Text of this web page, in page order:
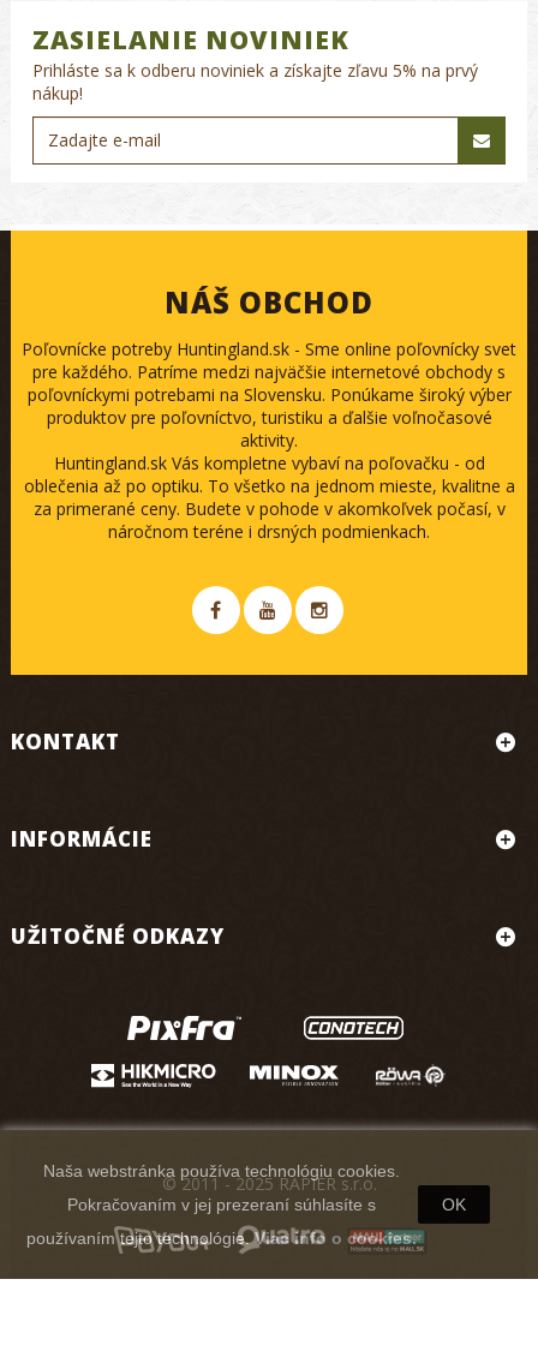
ZASIELANIE NOVINIEK
Prihláste sa k odberu noviniek a získajte zľavu 5% na prvý
nákup!
NÁŠ OBCHOD
Poľovnícke potreby Huntingland.sk - Sme online poľovnícky svet
pre každého. Patríme medzi najväčšie internetové obchody s
poľovníckymi potrebami na Slovensku. Ponúkame široký výber
produktov pre poľovníctvo, turistiku a ďalšie voľnočasové
aktivity.
Huntingland.sk Vás kompletne vybaví na poľovačku - od
oblečenia až po optiku. To všetko na jednom mieste, kvalitne a
za primerané ceny. Budete v pohode v akomkoľvek počasí, v
náročnom teréne i drsných podmienkach.
KONTAKT
INFORMÁCIE
UŽITOČNÉ ODKAZY
Naša webstránka používa technológiu cookies.
Pokračovaním v jej prezeraní súhlasíte s
používaním tejto technológie.Viac info o cookies.
OK
© 2011 - 2025 RAPIER s.r.o.